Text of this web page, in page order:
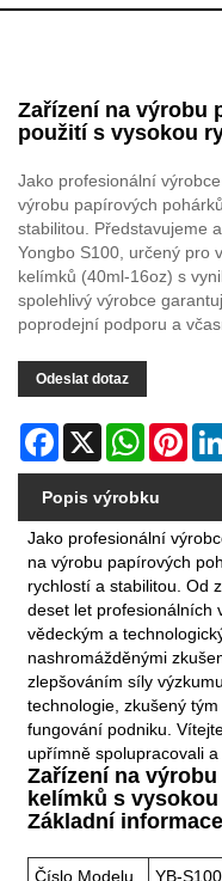
Zařízení na výrobu
použití s ​​vysokou
Jako profesionální
výrobu papírových
stabilitou. Představujeme
Yongbo S100, určený pro
kelímků (40ml-16oz) s
spolehlivý výrobce
poprodejní podporu a
Odeslat dotaz
Facebook
X WhatsApp
Popis výrobku
Jako profesionální
na výrobu papírových
rychlostí a stabilitou. Od
deset let profesionálních
vědeckým a
nashromážděnými
zlepšováním síly
technologie, zkušený
fungování podniku.
upřímně spolupracovali
Zařízení na
kelímků s
Základní informace
Číslo Modelu YB-S100